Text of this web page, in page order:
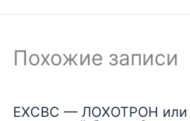
Похожие записи
EXCBC — ЛОХОТРОН или